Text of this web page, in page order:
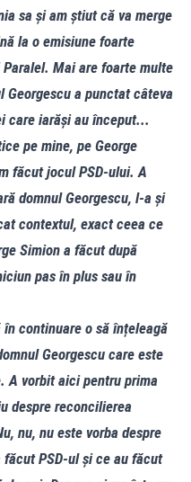
sa și am știut că va merge
la o emisiune foarte
Mai are foarte multe
Georgescu a punctat câteva
care iarăși au început...
pe mine, pe George
făcut jocul PSD-ului. A
domnul Georgescu, l-a și
contextul, exact ceea ce
Simion a făcut după
pas în plus sau în
continuare o să înțeleagă
Georgescu care este
A vorbit aici pentru prima
despre reconcilierea
nu, nu este vorba despre
PSD-ul și ce au făcut